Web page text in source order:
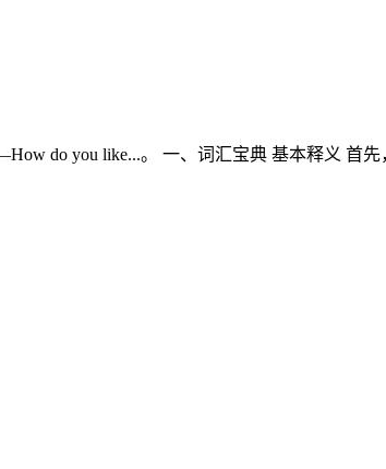
do you like...。 一、词汇宝典 基本释义 首先